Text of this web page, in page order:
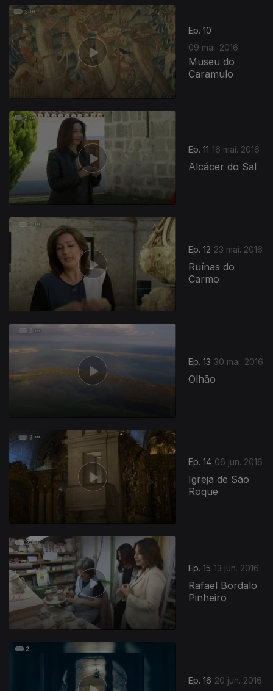
Ep. 10
09 mai. 2016
Museu do
Caramulo
Ep. 11 16 mai. 2016
Alcácer do Sal
Ep. 12 23 mai. 2016
Ruínas do
Carmo
236901
Ep. 13 30 mai. 2016
Olhão
Ep. 14 06 jun. 2016
Igreja de São
Roque
Ep. 15 13 jun. 2016
Rafael Bordalo
Pinheiro
Ep. 16 20 jun. 2016